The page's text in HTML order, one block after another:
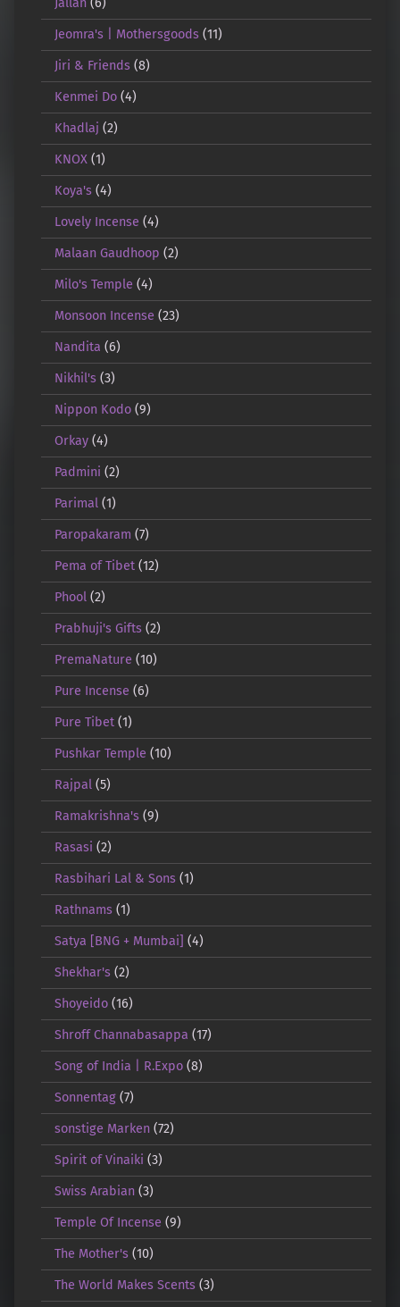
Jeomra's | Mothersgoods(11)
Jiri & Friends(8)
Kenmei Do(4)
Khadlaj (2)
KNOX(1)
Koya's(4)
Lovely Incense (4)
Malaan Gaudhoop (2)
Milo's Temple (4)
Monsoon Incense (23)
Nandita (6)
Nikhil's(3)
Nippon Kodo(9)
Orkay(4)
Padmini (2)
Parimal(1)
Paropakaram (7)
Pema of Tibet(12)
Phool(2)
Prabhuji's Gifts(2)
PremaNature (10)
Pure Incense (6)
Pure Tibet(1)
Pushkar Temple (10)
Rajpal(5)
Ramakrishna's(9)
Rasasi (2)
Rasbihari Lal & Sons(1)
Rathnams(1)
Satya [BNG + Mumbai] (4)
Shekhar's(2)
Shoyeido(16)
Shroff Channabasappa (17)
Song of India | R.Expo(8)
Sonnentag(7)
sonstige Marken(72)
Spirit of Vinaiki (3)
Swiss Arabian(3)
Temple Of Incense (9)
The Mother's(10)
The World Makes Scents(3)